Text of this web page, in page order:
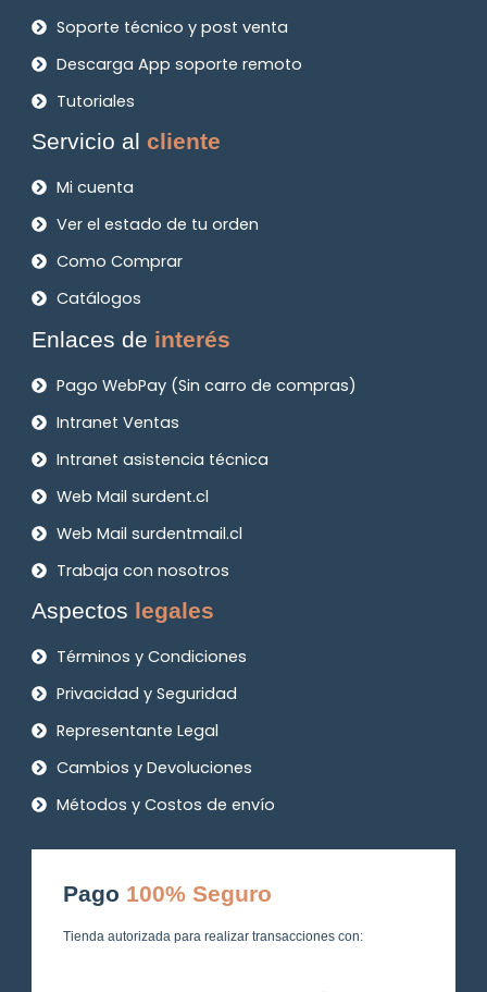
Soporte técnico y post venta
Descarga App soporte remoto
Tutoriales
Servicio alcliente
Mi cuenta
Ver el estado de tu orden
Como Comprar
Catálogos
Enlaces de interés
Pago WebPay (Sin carro de compras)
Intranet Ventas
Intranet asistencia técnica
Web Mail surdent.cl
Web Mail surdentmail.cl
Trabaja con nosotros
Aspectos legales
Términos y Condiciones
Privacidad y Seguridad
Representante Legal
Cambios y Devoluciones
Métodos y Costos de envío
Pago 100% Seguro
Tienda autorizada para realizar transacciones con: